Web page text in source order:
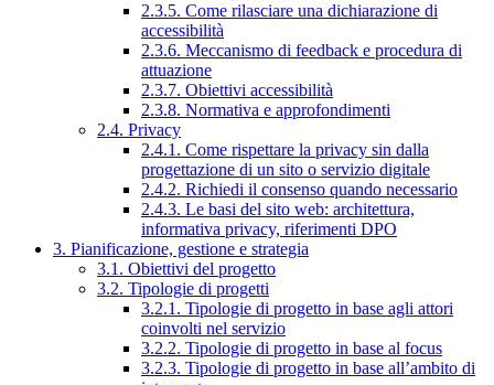
2.3.5. Come rilasciare una dichiarazione di
accessibilità
2.3.6. Meccanismo di feedback e procedura di
attuazione
2.3.7. Obiettivi accessibilità
2.3.8. Normativa e approfondimenti
2.4. Privacy
2.4.1. Come rispettare la privacy sin dalla
progettazione di un sito o servizio digitale
2.4.2. Richiedi il consenso quando necessario
2.4.3. Le basi del sito web: architettura,
informativa privacy, riferimenti DPO
3. Pianificazione, gestione e strategia
3.1. Obiettivi del progetto
3.2. Tipologie di progetti
3.2.1. Tipologie di progetto in base agli attori
coinvolti nel servizio
3.2.2. Tipologie di progetto in base al focus
3.2.3. Tipologie di progetto in base all’ambito di